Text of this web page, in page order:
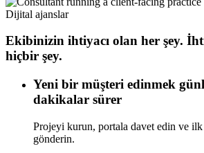
Dijital ajanslar
Ekibinizin ihtiyacı olan her şey.
hiçbir şey.
Yeni bir müşteri edinmek
dakikalar sürer
Projeyi kurun, portala davet edin ve ilk
gönderin.